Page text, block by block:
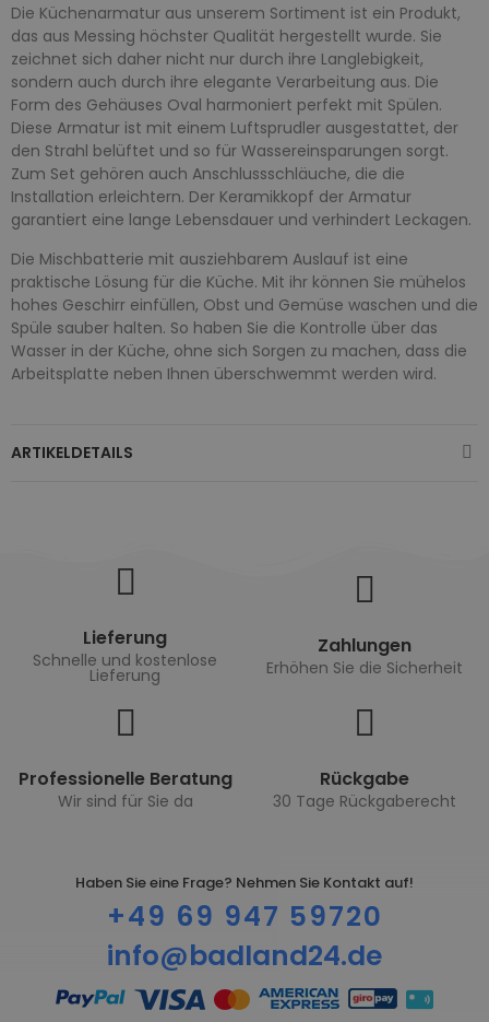
Die Küchenarmatur aus unserem Sortiment ist ein Produkt,
das aus Messing höchster Qualität hergestellt wurde. Sie
zeichnet sich daher nicht nur durch ihre Langlebigkeit,
sondern auch durch ihre elegante Verarbeitung aus. Die
Form des Gehäuses Oval harmoniert perfekt mit Spülen.
Diese Armatur ist mit einem Luftsprudler ausgestattet, der
den Strahl belüftet und so für Wassereinsparungen sorgt.
Zum Set gehören auch Anschlussschläuche, die die
Installation erleichtern. Der Keramikkopf der Armatur
garantiert eine lange Lebensdauer und verhindert Leckagen.
Die Mischbatterie mit ausziehbarem Auslauf ist eine
praktische Lösung für die Küche. Mit ihr können Sie mühelos
hohes Geschirr einfüllen, Obst und Gemüse waschen und die
Spüle sauber halten. So haben Sie die Kontrolle über das
Wasser in der Küche, ohne sich Sorgen zu machen, dass die
Arbeitsplatte neben Ihnen überschwemmt werden wird.
ARTIKELDETAILS
Lieferung
Schnelle und kostenlose
Lieferung
Zahlungen
Erhöhen Sie die Sicherheit
Professionelle Beratung
Wir sind für Sie da
Rückgabe
30 Tage Rückgaberecht
Haben Sie eine Frage? Nehmen Sie Kontakt auf!
+49 69 947 59720
info@badland24.de